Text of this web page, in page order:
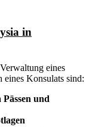
in
eines
Konsulats sind:
und